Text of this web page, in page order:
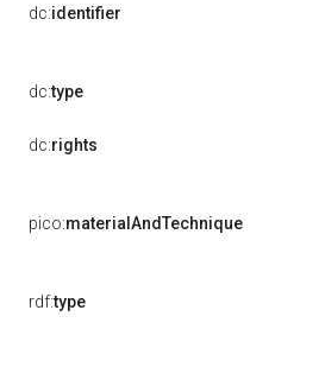
dc:identifier
dc:type
dc:rights
pico:materialAndTechnique
rdf:type